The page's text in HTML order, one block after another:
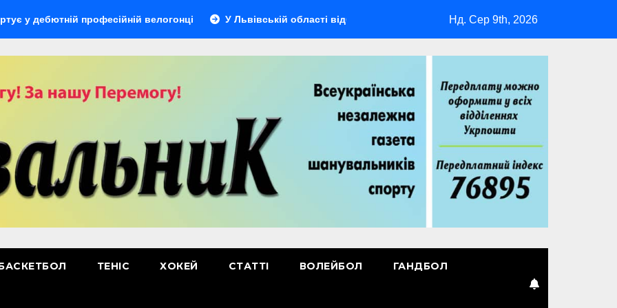
професійній велогонці У Львівській області відбудеться мультиспортивний табір ГАРТ 2026 – як долучитися
Нд. Сер 9th, 2026
ТЕНІС ХОКЕЙ СТАТТІ ВОЛЕЙБОЛ ГАНДБОЛ